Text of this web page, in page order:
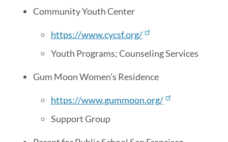
Community Youth Center
https://www.cycsf.org/
Youth Programs; Counseling Services
Gum Moon Women’s Residence
https://www.gummoon.org/
Support Group